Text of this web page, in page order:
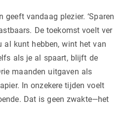
geeft vandaag plezier. ‘Sparen
De toekomst voelt ver
al kunt hebben, wint het van
als je al spaart, blijft de
maanden uitgaven als
In onzekere tijden voelt
Dat is geen zwakte—het